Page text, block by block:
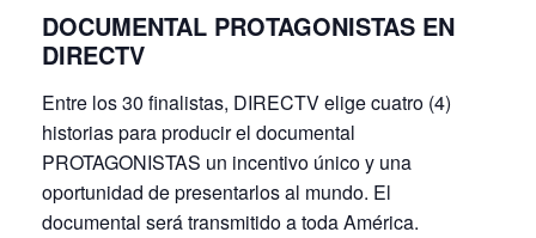
DOCUMENTAL PROTAGONISTAS EN
DIRECTV
Entre los 30 finalistas, DIRECTV elige cuatro (4)
historias para producir el documental
PROTAGONISTAS un incentivo único y una
oportunidad de presentarlos al mundo. El
documental será transmitido a toda América.